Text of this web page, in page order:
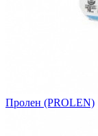
Пролен (PROLEN)